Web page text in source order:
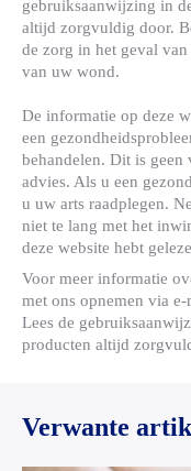
gebruiksaanwijzing in
altijd zorgvuldig door.
de zorg in het geval
van uw wond.
De informatie op deze
een
behandelen. Dit is
advies. Als u een
u uw arts raadplegen.
niet te lang met het
deze website hebt
Voor meer informatie
met ons opnemen via
Lees de
producten altijd
Verwante